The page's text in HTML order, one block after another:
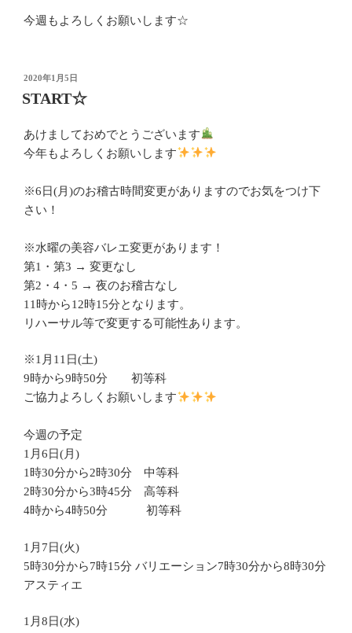
今週もよろしくお願いします☆
投
日:
2020年1月5日
START☆
あけましておめでとうございます
今年もよろしくお願いします
※6日(月)のお稽古時間変更がありますのでお気をつけ下
さい！
※水曜の美容バレエ変更があります！
第1・第3 → 変更なし
第2・4・5 → 夜のお稽古なし
11時から12時15分となります。
リハーサル等で変更する可能性あります。
※1月11日(土)
9時から9時50分 初等科
ご協力よろしくお願いします
今週の予定
1月6日(月)
1時30分から2時30分 中等科
2時30分から3時45分 高等科
4時から4時50分 初等科
1月7日(火)
5時30分から7時15分 バリエーション7時30分から8時30分
アスティエ
1月8日(水)